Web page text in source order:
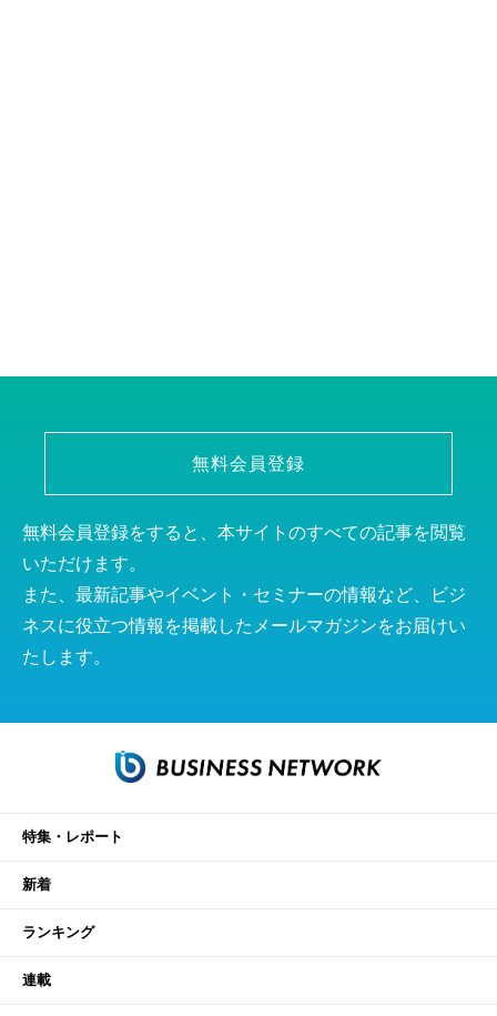
無料会員登録
無料会員登録をすると、本サイトのすべての記事を閲覧
いただけます。
また、最新記事やイベント・セミナーの情報など、ビジ
ネスに役立つ情報を掲載したメールマガジンをお届けい
たします。
特集・レポート
新着
ランキング
連載